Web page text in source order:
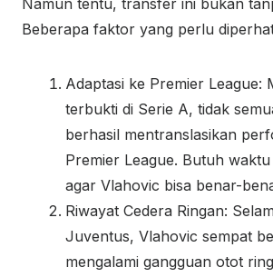
Namun tentu, transfer ini bukan
Beberapa faktor yang perlu
Adaptasi ke Premier League:
terbukti di Serie A, tidak
berhasil mentranslasikan
Premier League. Butuh
agar Vlahovic bisa benar-
Riwayat Cedera Ringan:
Juventus, Vlahovic sempat
mengalami gangguan otot